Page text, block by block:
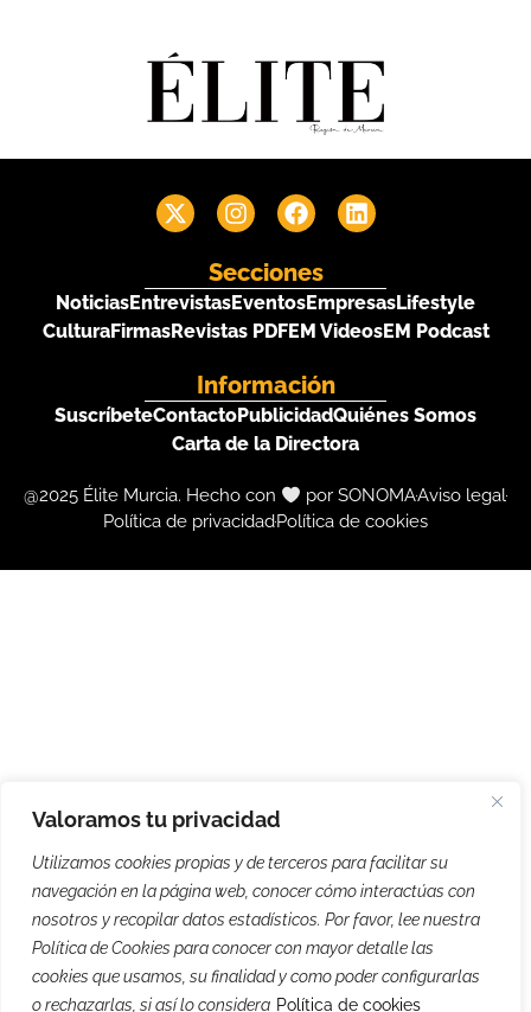
Valoramos tu privacidad
Utilizamos cookies propias y de terceros para facilitar su
navegación en la página web, conocer cómo interactúas con
nosotros y recopilar datos estadísticos. Por favor, lee nuestra
Política de Cookies para conocer con mayor detalle las
cookies que usamos, su finalidad y como poder configurarlas
o rechazarlas, si así lo considera Política de cookies
Secciones
NoticiasEntrevistasEventosEmpresasLifestyle
CulturaFirmasRevistas PDFEM VideosEM Podcast
Información
SuscríbeteContactoPublicidadQuiénes Somos
Carta de la Directora
@2025 Élite Murcia. Hecho con por SONOMAAviso legal
Política de privacidadPolítica de cookies